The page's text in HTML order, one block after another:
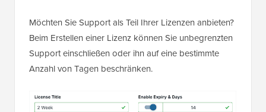
Möchten Sie Support als Teil Ihrer Lizenzen anbieten?
Beim Erstellen einer Lizenz können Sie unbegrenzten
Support einschließen oder ihn auf eine bestimmte
Anzahl von Tagen beschränken.